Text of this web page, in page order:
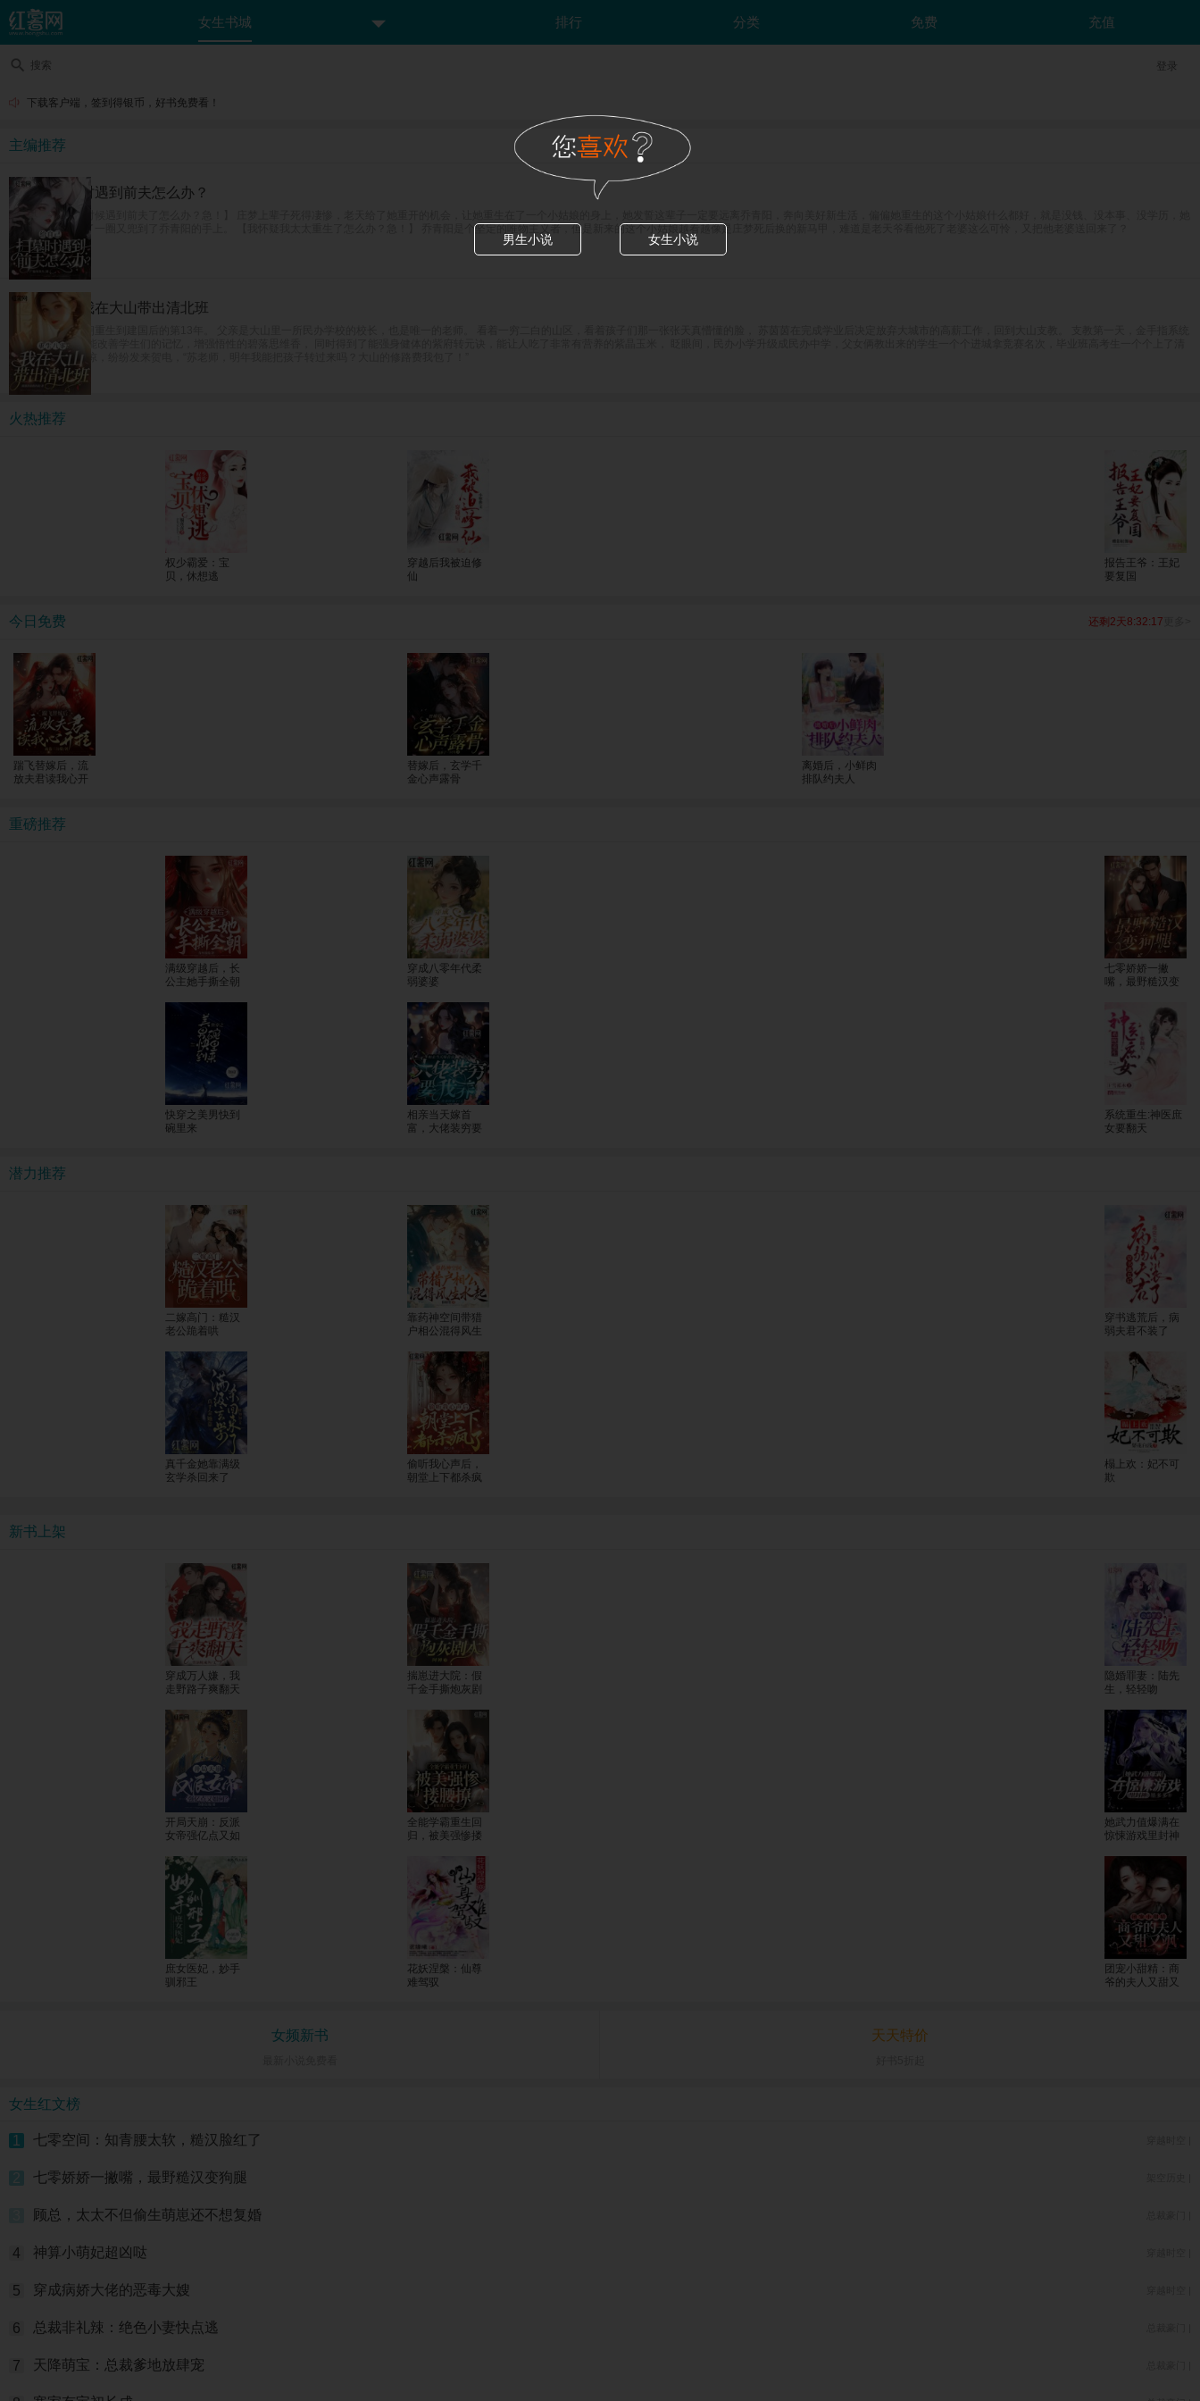
女生书城 排行 分类 免费 充值
搜索 登录
下载客户端，签到得银币，好书免费看！
主编推荐
给自己扫墓时遇到前夫怎么办？
【给自己上坟的时候遇到前夫了怎么办？急！】 庄梦上辈子死得凄惨，老天给了她重开的机会，让她重生在了一个小姑娘的身上，她发誓这辈子一定要远离乔青阳，奔向美好新生活，偏偏她重生的这个小姑娘什么都好，就是没钱、没本事、没学历，她
为了讨生活，兜了一圈又兜到了乔青阳的手上。 【我怀疑我太太重生了怎么办？急！】 乔青阳是个坚定的唯物主义者，但是新来的这个小姑娘越看越像是庄梦死后换的新马甲，难道是老天爷看他死了老婆这么可怜，又把他老婆送回来了？
重生八零：我在大山带出清北班
女富豪苏茵茵一朝重生到建国后的第13年。 父亲是大山里一所民办学校的校长，也是唯一的老师。 看着一穷二白的山区，看着孩子们那一张张天真懵懂的脸， 苏茵茵在完成学业后决定放弃大城市的高薪工作，回到大山支教。 支教第一天，金手指系统
上线。 得到礼包能改善学生们的记忆，增强悟性的碧落思维香， 同时得到了能强身健体的紫府转元诀，能让人吃了非常有营养的紫晶玉米， 眨眼间，民办小学升级成民办中学，父女俩教出来的学生一个个进城拿竞赛名次，毕业班高考生一个个上了清
北！ 全国人民震惊，纷纷发来贺电，“苏老师，明年我能把孩子转过来吗？大山的修路费我包了！”
火热推荐
权少霸爱：宝
贝，休想逃
穿越后我被迫修
仙
报告王爷：王妃
要复国
今日免费 还剩2天8:32:16
踹飞替嫁后，流
放夫君读我心开
替嫁后，玄学千
金心声露骨
离婚后，小鲜肉
排队约夫人
重磅推荐
满级穿越后，长
公主她手撕全朝
穿成八零年代柔
弱婆婆
七零娇娇一撇
嘴，最野糙汉变
快穿之美男快到
碗里来
相亲当天嫁首
富，大佬装穷要
系统重生:神医庶
女要翻天
潜力推荐
二嫁高门：糙汉
老公跪着哄
靠药神空间带猎
户相公混得风生
穿书逃荒后，病
弱夫君不装了
真千金她靠满级
玄学杀回来了
偷听我心声后，
朝堂上下都杀疯
榻上欢：妃不可
欺
新书上架
穿成万人嫌，我
走野路子爽翻天
揣崽进大院：假
千金手撕炮灰剧
隐婚罪妻：陆先
生，轻轻吻
开局天崩：反派
女帝强亿点又如
全能学霸重生回
归，被美强惨搂
她武力值爆满在
惊悚游戏里封神
庶女医妃，妙手
驯邪王
花妖涅槃：仙尊
难驾驭
团宠小甜精：商
爷的夫人又甜又
女频新书 天天特价
女生红文榜
1 七零空间：知青腰太软，糙汉脸红了
2 七零娇娇一撇嘴，最野糙汉变狗腿
顾总，太太不但偷生萌崽还不想复婚
4 神算小萌妃超凶哒
5 穿成病娇大佬的恶毒大嫂
6 总裁非礼辣：绝色小妻快点逃
7 天降萌宝：总裁爹地放肆宠
男生小说 女生小说